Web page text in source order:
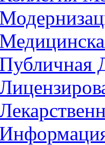
Публичная